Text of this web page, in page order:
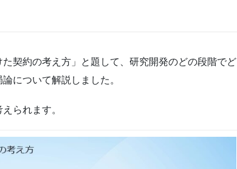
契約の考え方」と題して、研究開発のどの段階でど
について解説しました。
られます。